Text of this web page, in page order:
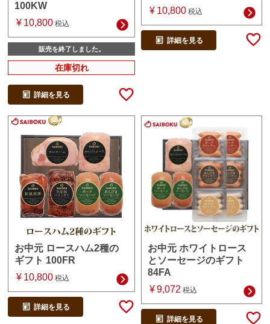
100KW
¥ 10,800 税込
販売を終了しました。
在庫切れ
詳細を見る
¥ 10,800 税込
詳細を見る
お中元 ロースハム2種の
ギフト 100FR
¥ 10,800 税込
詳細を見る
お中元 ホワイトロース
とソーセージのギフト
84FA
¥9,072 税込
詳細を見る